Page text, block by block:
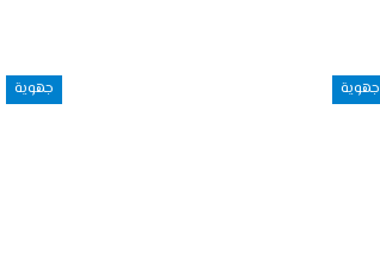
جهوية جهوية